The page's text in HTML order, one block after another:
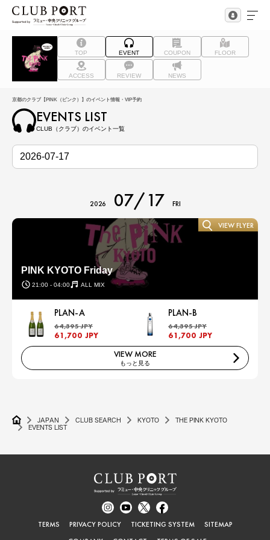
TOP EVENT COUPON FLOOR
ACCESS REVIEW NEWS
京都のクラブ【PINK（ピンク）】のイベント情報・VIP予約
EVENTS LIST
CLUB（クラブ）のイベント一覧
2026 07/17 FRI
PINK KYOTO Friday
21:00 - 04:00 ALL MIX
VIEW FLYER
PLAN-A
64,395 JPY
61,700 JPY
PLAN-B
64,395 JPY
61,700 JPY
VIEW MORE
もっと見る
JAPAN CLUB SEARCH KYOTO
THE PINK KYOTO
EVENTS LIST
TERMS PRIVACY POLICY TICKETING SYSTEM
SITEMAP